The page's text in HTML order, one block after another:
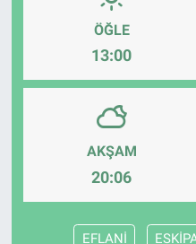
ÖĞLE
13:00
AKŞAM
20:06
EFLANİ
Siyaset